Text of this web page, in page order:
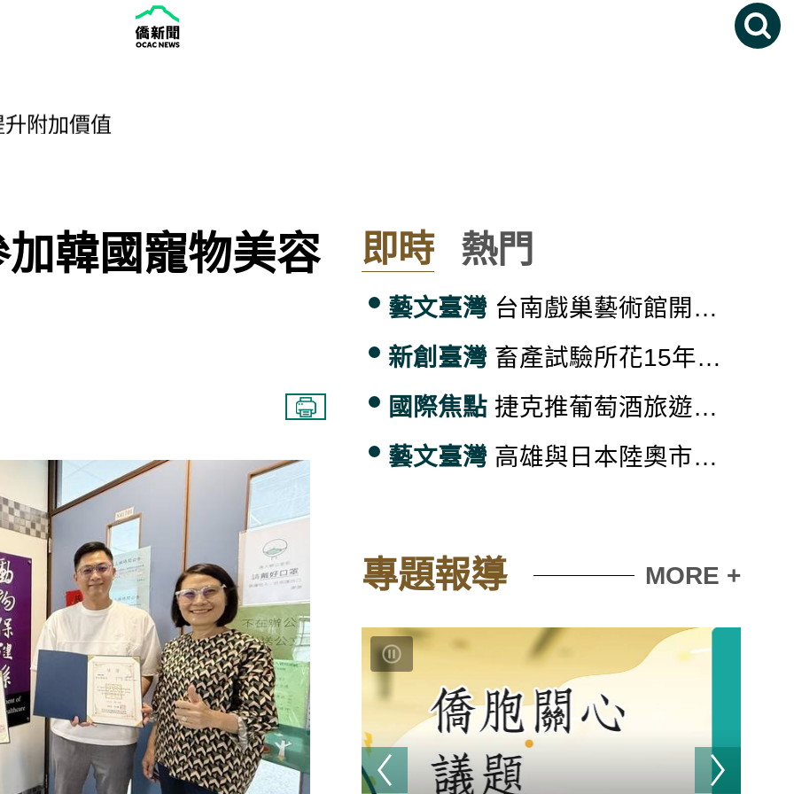
Celebrates Eight Years
附加價值
起司技術 從四不像到成功技轉
附加價值
惠 可獲給紀念品或優惠
韓國寵物美容 即時 熱門
藝文臺灣 台南戲巢藝術館開館 明華園營運推廣傳統戲曲
新創臺灣 畜產試驗所花15年建立台灣起司技術 從四不像到成功技轉
國際焦點 捷克推葡萄酒旅遊 農業提升附加價值
藝文臺灣 高雄與日本陸奧市推景點互惠 可獲給紀念品或優惠
專題報導 MORE +